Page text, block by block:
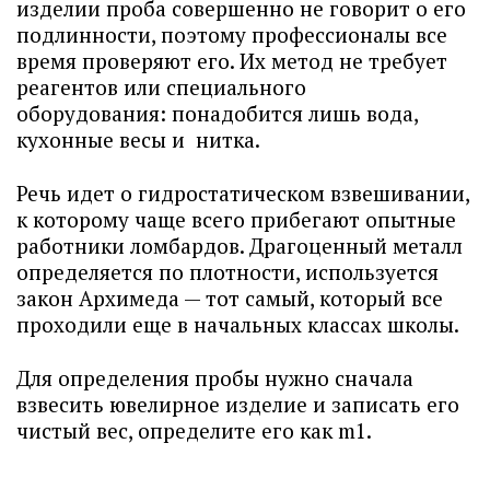
изделии проба совершенно не говорит о его
подлинности, поэтому профессионалы все
время проверяют его. Их метод не требует
реагентов или специального
оборудования: понадобится лишь вода,
кухонные весы и нитка.
Речь идет о гидростатическом взвешивании,
к которому чаще всего прибегают опытные
работники ломбардов. Драгоценный металл
определяется по плотности, используется
закон Архимеда — тот самый, который все
проходили еще в начальных классах школы.
Для определения пробы нужно сначала
взвесить ювелирное изделие и записать его
чистый вес, определите его как m1.